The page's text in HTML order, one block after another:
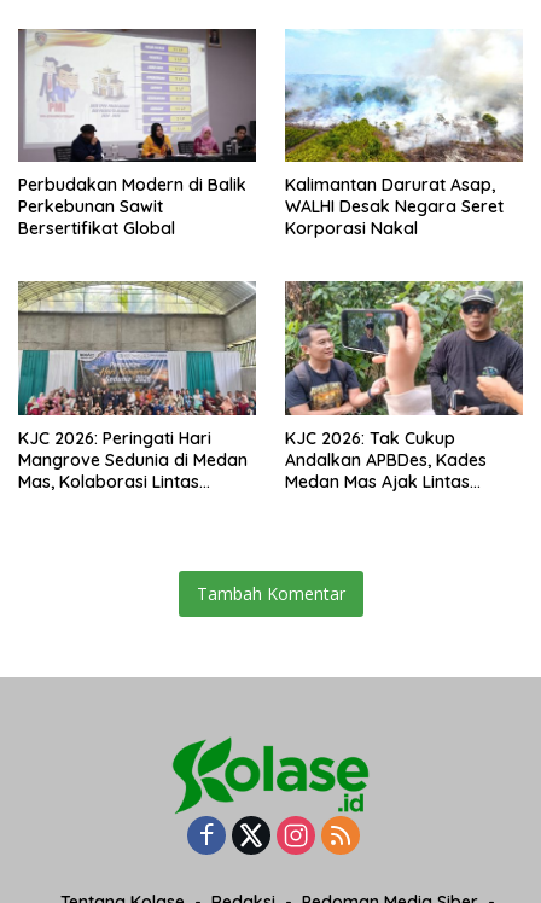
Perbudakan Modern di Balik
Perkebunan Sawit
Bersertifikat Global
Kalimantan Darurat Asap,
WALHI Desak Negara Seret
Korporasi Nakal
KJC 2026: Peringati Hari
Mangrove Sedunia di Medan
Mas, Kolaborasi Lintas
KJC 2026: Tak Cukup
Andalkan APBDes, Kades
Medan Mas Ajak Lintas
Tambah Komentar